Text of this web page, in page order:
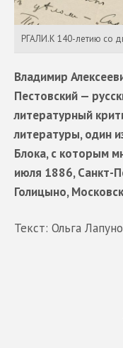
РГАЛИ.К 140-летию со
Владимир
Пестовский —
литературный
литературы, один
Блока, с которым
июля 1886, Санкт-
Голицыно,
Текст: Ольга